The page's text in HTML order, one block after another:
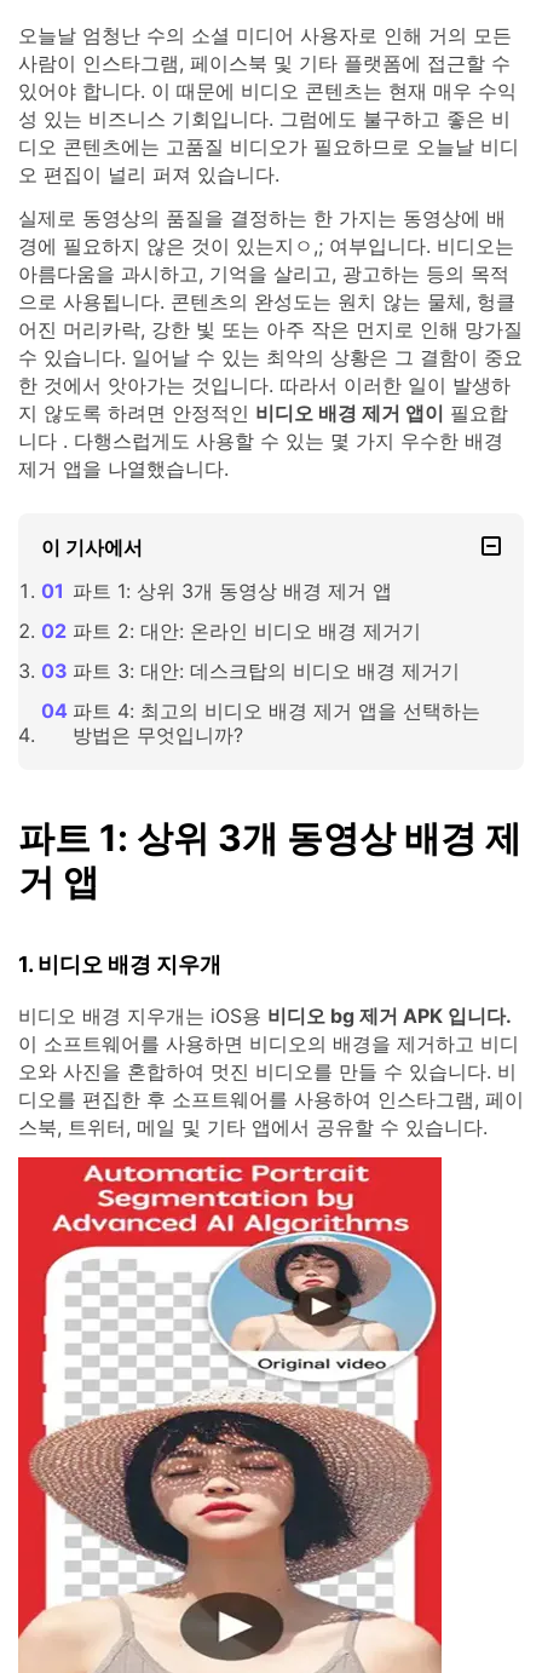
오늘날 엄청난 수의 소셜 미디어 사용자로 인해 거의 모든
사람이 인스타그램, 페이스북 및 기타 플랫폼에 접근할 수
있어야 합니다. 이 때문에 비디오 콘텐츠는 현재 매우 수익
성 있는 비즈니스 기회입니다. 그럼에도 불구하고 좋은 비
디오 콘텐츠에는 고품질 비디오가 필요하므로 오늘날 비디
오 편집이 널리 퍼져 있습니다.
실제로 동영상의 품질을 결정하는 한 가지는 동영상에 배
경에 필요하지 않은 것이 있는지ㅇ,; 여부입니다. 비디오는
아름다움을 과시하고, 기억을 살리고, 광고하는 등의 목적
으로 사용됩니다. 콘텐츠의 완성도는 원치 않는 물체, 헝클
어진 머리카락, 강한 빛 또는 아주 작은 먼지로 인해 망가질
수 있습니다. 일어날 수 있는 최악의 상황은 그 결함이 중요
한 것에서 앗아가는 것입니다. 따라서 이러한 일이 발생하
지 않도록 하려면 안정적인 비디오 배경 제거 앱이 필요합
니다 . 다행스럽게도 사용할 수 있는 몇 가지 우수한 배경
제거 앱을 나열했습니다.
이 기사에서
파트 1: 상위 3개 동영상 배경 제거 앱
파트 2: 대안: 온라인 비디오 배경 제거기
파트 3: 대안: 데스크탑의 비디오 배경 제거기
파트 4: 최고의 비디오 배경 제거 앱을 선택하는
방법은 무엇입니까?
파트 1: 상위 3개 동영상 배경 제
거 앱
1. 비디오 배경 지우개
비디오 배경 지우개는 iOS용 비디오 bg 제거 APK 입니다.
이 소프트웨어를 사용하면 비디오의 배경을 제거하고 비디
오와 사진을 혼합하여 멋진 비디오를 만들 수 있습니다. 비
디오를 편집한 후 소프트웨어를 사용하여 인스타그램, 페이
스북, 트위터, 메일 및 기타 앱에서 공유할 수 있습니다.